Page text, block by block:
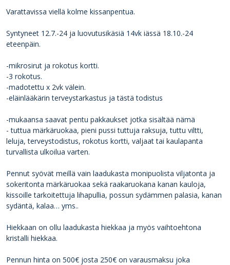
Varattavissa viellä kolme kissanpentua.
Syntyneet 12.7.-24 ja luovutusikäsiä 14vk iässä 18.10.-24
eteenpäin.
-mikrosirut ja rokotus kortti.
-3 rokotus.
-madotettu x 2vk välein.
-eläinlääkärin terveystarkastus ja tästä todistus
-mukaansa saavat pentu pakkaukset jotka sisältää nämä
- tuttua märkäruokaa, pieni pussi tuttuja raksuja, tuttu viltti,
leluja, terveystodistus, rokotus kortti, valjaat tai kaulapanta
turvallista ulkoilua varten.
Pennut syövät meillä vain laadukasta monipuolista viljatonta ja
sokeritonta märkäruokaa sekä raakaruokana kanan kauloja,
kissoille tarkoitettuja lihapullia, possun sydämmen palasia, kanan
sydäntä, kalaa… yms..
Hiekkaan on ollu laadukasta hiekkaa ja myös vaihtoehtona
kristalli hiekkaa.
Pennun hinta on 500€ josta 250€ on varausmaksu joka